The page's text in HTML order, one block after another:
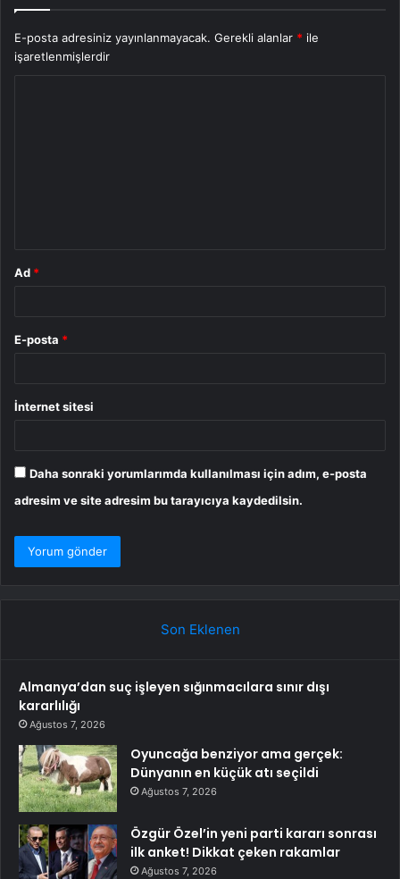
E-posta adresiniz yayınlanmayacak. Gerekli alanlar * ile
işaretlenmişlerdir
Ad *
E-posta *
İnternet sitesi
Daha sonraki yorumlarımda kullanılması için adım, e-posta
adresim ve site adresim bu tarayıcıya kaydedilsin.
Son Eklenen
Almanya’dan suç işleyen sığınmacılara sınır dışı
kararlılığı
Ağustos 7, 2026
Oyuncağa benziyor ama gerçek:
Dünyanın en küçük atı seçildi
Ağustos 7, 2026
Özgür Özel’in yeni parti kararı sonrası
ilk anket! Dikkat çeken rakamlar
Ağustos 7, 2026